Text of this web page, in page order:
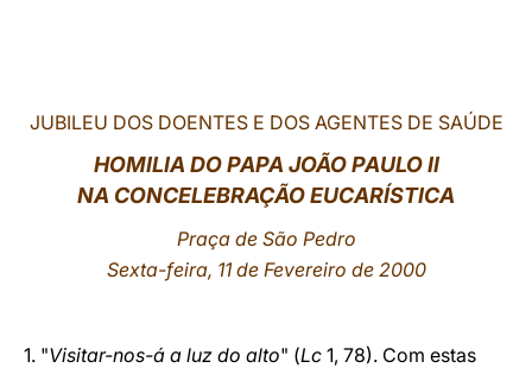
中文
LATINE
JUBILEU DOS DOENTES E DOS AGENTES DE SAÚDE
HOMILIA DO PAPA JOÃO PAULO II
NA CONCELEBRAÇÃO EUCARÍSTICA
Praça de São Pedro
Sexta-feira, 11 de Fevereiro de 2000
1. "Visitar-nos-á a luz do alto" (Lc 1, 78). Com estas